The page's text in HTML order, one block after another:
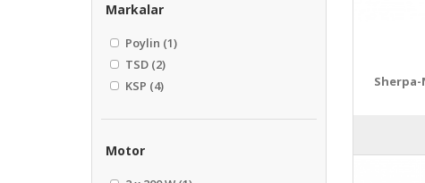
Markalar
Poylin (1)
TSD (2)
KSP (4)
Motor
Sherpa-